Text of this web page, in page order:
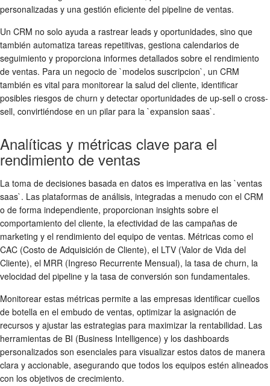
personalizadas y una gestión eficiente del pipeline de ventas.
Un CRM no solo ayuda a rastrear leads y oportunidades, sino que
también automatiza tareas repetitivas, gestiona calendarios de
seguimiento y proporciona informes detallados sobre el rendimiento
de ventas. Para un negocio de `modelos suscripcion`, un CRM
también es vital para monitorear la salud del cliente, identificar
posibles riesgos de churn y detectar oportunidades de up-sell o cross-
sell, convirtiéndose en un pilar para la `expansion saas`.
Analíticas y métricas clave para el
rendimiento de ventas
La toma de decisiones basada en datos es imperativa en las `ventas
saas`. Las plataformas de análisis, integradas a menudo con el CRM
o de forma independiente, proporcionan insights sobre el
comportamiento del cliente, la efectividad de las campañas de
marketing y el rendimiento del equipo de ventas. Métricas como el
CAC (Costo de Adquisición de Cliente), el LTV (Valor de Vida del
Cliente), el MRR (Ingreso Recurrente Mensual), la tasa de churn, la
velocidad del pipeline y la tasa de conversión son fundamentales.
Monitorear estas métricas permite a las empresas identificar cuellos
de botella en el embudo de ventas, optimizar la asignación de
recursos y ajustar las estrategias para maximizar la rentabilidad. Las
herramientas de BI (Business Intelligence) y los dashboards
personalizados son esenciales para visualizar estos datos de manera
clara y accionable, asegurando que todos los equipos estén alineados
con los objetivos de crecimiento.